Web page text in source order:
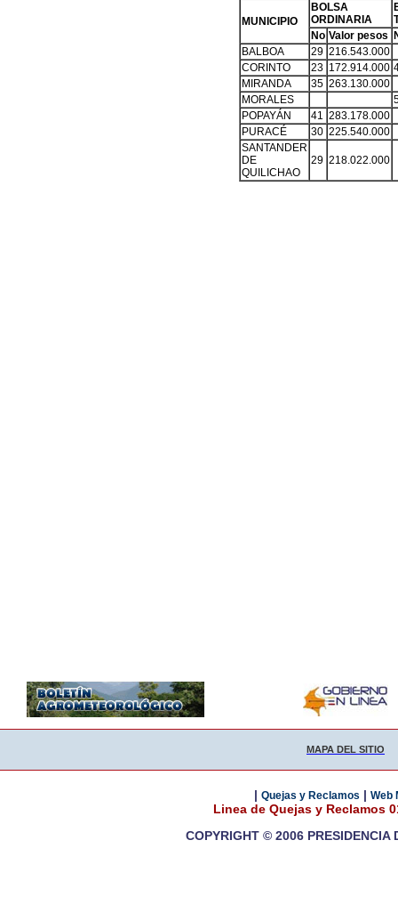
MUNICIPIO
BOLSA
ORDINARIA
No Valor pesos
BALBOA
29 216.543.000
CORINTO
23 172.914.000
MIRANDA
35 263.130.000
MORALES
POPAYÁN
41 283.178.000
PURACÉ
30 225.540.000
SANTANDER
DE
QUILICHAO
29 218.022.000
MAPA DEL SITIO
| Quejas y Reclamos | Web
Linea de Quejas y Reclamos
COPYRIGHT © 2006 PRESIDENCIA